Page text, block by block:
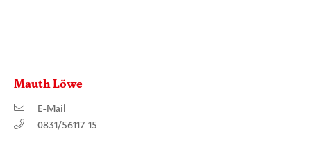
Mauth Löwe
E-Mail
0831/56117-15